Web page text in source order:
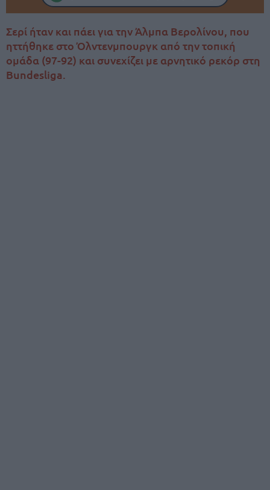
Σερί ήταν και πάει για την Άλμπα Βερολίνου, που
ηττήθηκε στο Όλντενμπουργκ από την τοπική
ομάδα (97-92) και συνεχίζει με αρνητικό ρεκόρ στη
Bundesliga.